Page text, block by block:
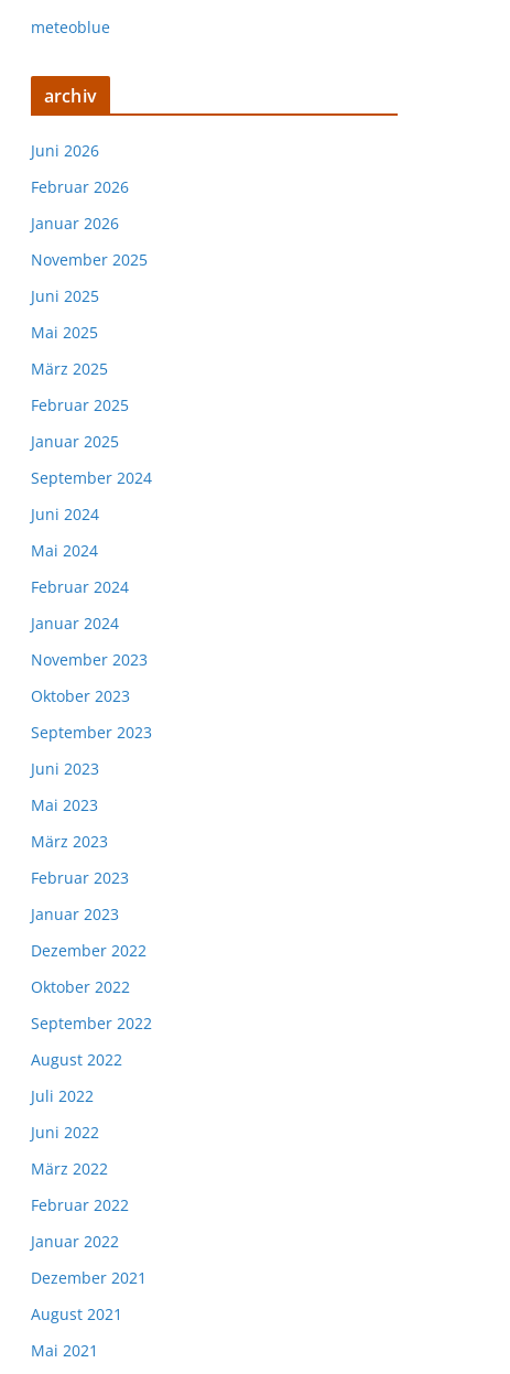
meteoblue
archiv
Juni 2026
Februar 2026
Januar 2026
November 2025
Juni 2025
Mai 2025
März 2025
Februar 2025
Januar 2025
September 2024
Juni 2024
Mai 2024
Februar 2024
Januar 2024
November 2023
Oktober 2023
September 2023
Juni 2023
Mai 2023
März 2023
Februar 2023
Januar 2023
Dezember 2022
Oktober 2022
September 2022
August 2022
Juli 2022
Juni 2022
März 2022
Februar 2022
Januar 2022
Dezember 2021
August 2021
Mai 2021